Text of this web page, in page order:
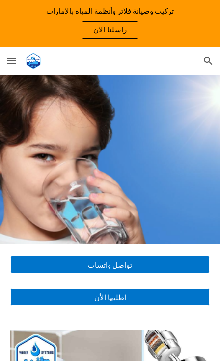
Skip to main content Skip to navigation
تركيب وصيانة فلاتر وأنظمة المياه بالامارات
راسلنا الان
تواصل واتساب
اطلبها الأن